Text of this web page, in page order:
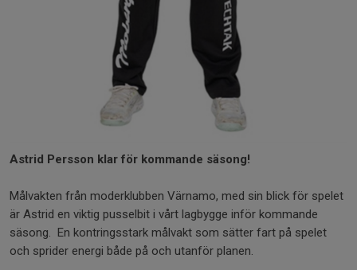
Astrid Persson klar för kommande säsong!
Målvakten från moderklubben Värnamo, med sin blick för spelet
är Astrid en viktig pusselbit i vårt lagbygge inför kommande
säsong. En kontringsstark målvakt som sätter fart på spelet
och sprider energi både på och utanför planen.